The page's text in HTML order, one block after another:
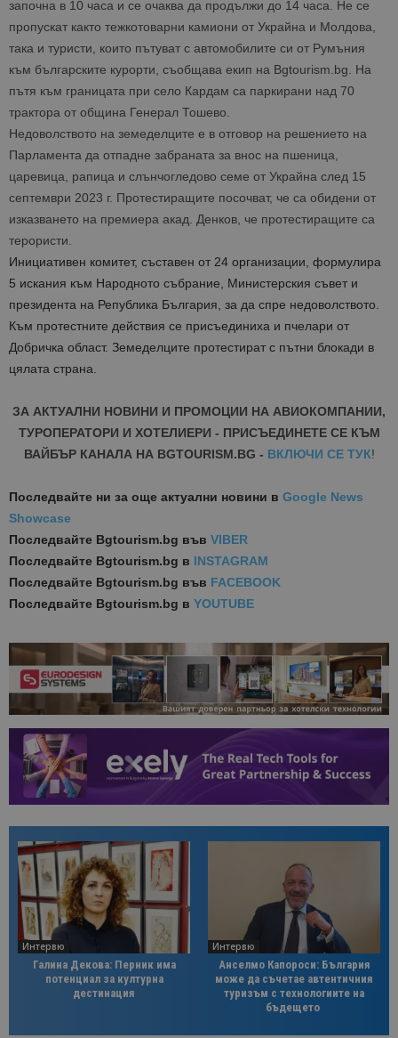
започна в 10 часа и се очаква да продължи до 14 часа. Не се
пропускат както тежкотоварни камиони от Украйна и Молдова,
така и туристи, които пътуват с автомобилите си от Румъния
към българските курорти, съобщава екип на Bgtourism.bg. На
пътя към границата при село Кардам са паркирани над 70
трактора от община Генерал Тошево.
Недоволството на земеделците е в отговор на решението на
Парламента да отпадне забраната за внос на пшеница,
царевица, рапица и слънчогледово семе от Украйна след 15
септември 2023 г. Протестиращите посочват, че са обидени от
изказването на премиера акад. Денков, че протестиращите са
терористи.
Инициативен комитет, съставен от 24 организации, формулира
5 искания към Народното събрание, Министерския съвет и
президента на Република България, за да спре недоволството.
Към протестните действия се присъединиха и пчелари от
Добричка област. Земеделците протестират с пътни блокади в
цялата страна.
ЗА АКТУАЛНИ НОВИНИ И ПРОМОЦИИ НА АВИОКОМПАНИИ,
ТУРОПЕРАТОРИ И ХОТЕЛИЕРИ - ПРИСЪЕДИНЕТЕ СЕ КЪМ
ВАЙБЪР КАНАЛА НА BGTOURISM.BG - ВКЛЮЧИ СЕ ТУК!
Последвайте ни за още актуални новини в Google News
Showcase
Последвайте Bgtourism.bg във VIBER
Последвайте Bgtourism.bg в INSTAGRAM
Последвайте Bgtourism.bg във FACEBOOK
Последвайте Bgtourism.bg в YOUTUBE
Интервю
Галина Декова: Перник има
потенциал за културна
дестинация
Интервю
Анселмо Капороси: България
може да съчетае автентичния
туризъм с технологиите на
бъдещето